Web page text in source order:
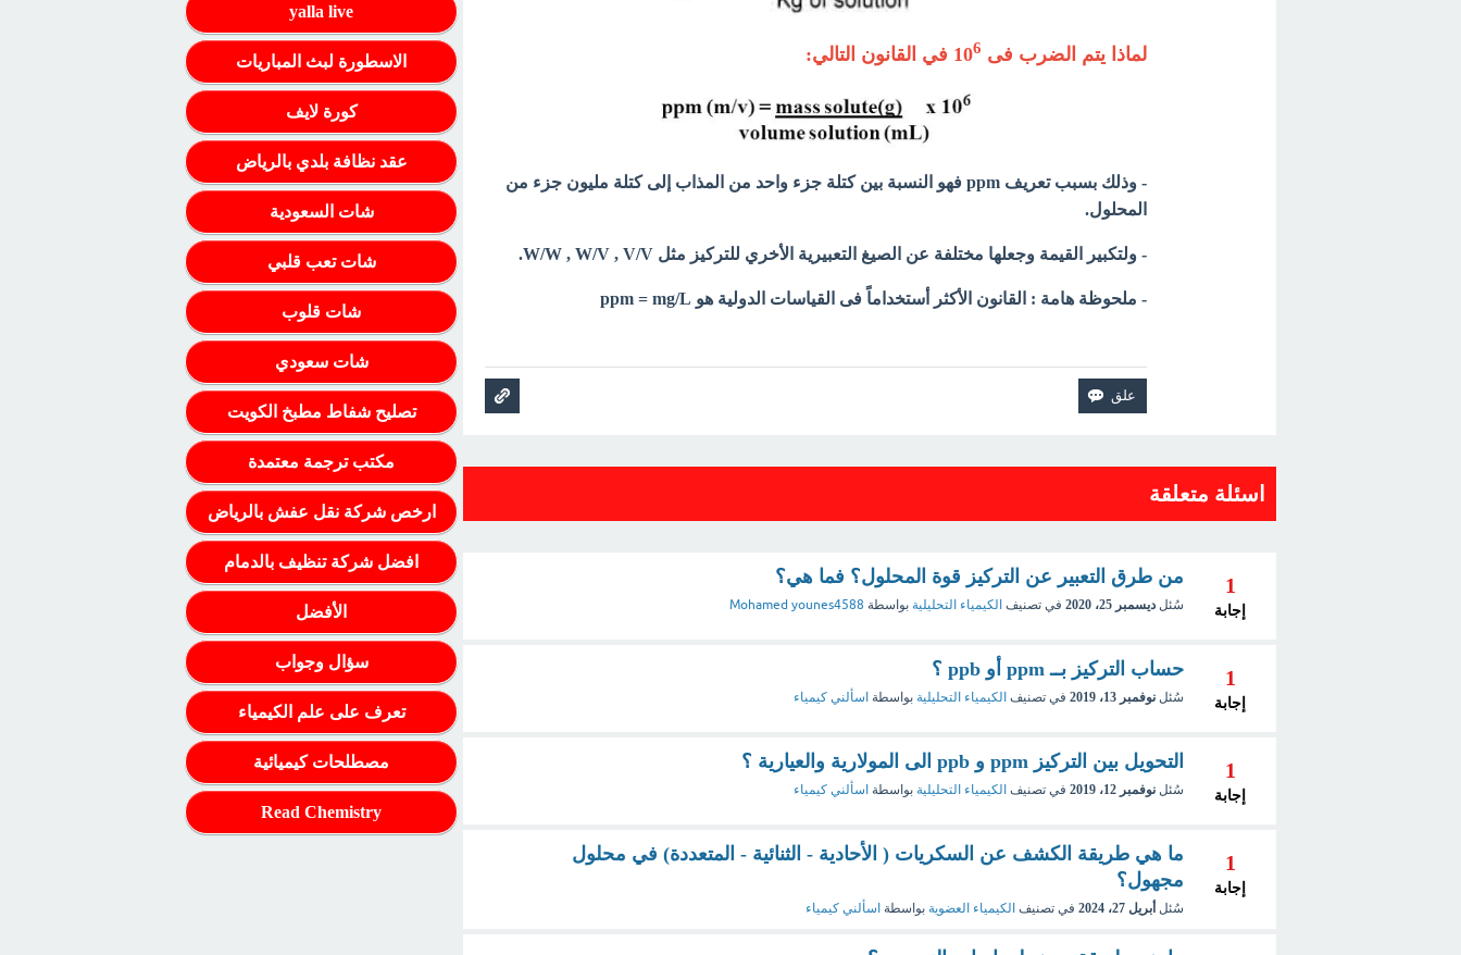
لماذا يتم الضرب فى 10 6 في القانون التالي:
- وذلك بسبب تعريف ppm فهو النسبة بين كتلة جزء واحد من المذاب إلىكتلة مليون جزء من
المحلول.
- ولتكبير القيمة وجعلها مختلفة عن الصيغ التعبيرية الأخري للتركيز مثل W/W , W/V , V/V.
- ملحوظة هامة : القانون الأكثر أستخداماً فى القياسات الدولية هو ppm = mg/L
اسئلة متعلقة
1
إجابة
من طرق التعبير عن التركيز قوة المحلول؟ فما هي؟
سُئل ديسمبر 25، 2020 في تصنيف الكيمياء التحليلية بواسطة Mohamed younes4588
1
إجابة
حساب التركيز بــ ppm أو ppb ؟
سُئل نوفمبر 13، 2019 في تصنيف الكيمياء التحليلية بواسطة اسألني كيمياء
1
إجابة
التحويل بين التركيز ppm و ppb الى المولارية والعيارية ؟
سُئل نوفمبر 12، 2019 في تصنيف الكيمياء التحليلية بواسطة اسألني كيمياء
1
إجابة
ما هي طريقة الكشف عن السكريات ( الأحادية - الثنائية - المتعددة) في محلول
مجهول؟
سُئل أبريل 27، 2024 في تصنيف الكيمياء العضوية بواسطة اسألني كيمياء
yalla live
الاسطورة لبث المباريات
كورة لايف
عقد نظافة بلدي بالرياض
شات السعودية
شات تعب قلبي
شات قلوب
شات سعودي
تصليح شفاط مطبخ الكويت
مكتب ترجمة معتمدة
ارخص شركة نقل عفش بالرياض
افضل شركة تنظيف بالدمام
الأفضل
سؤال وجواب
تعرف على علم الكيمياء
مصطلحات كيميائية
Read Chemistry